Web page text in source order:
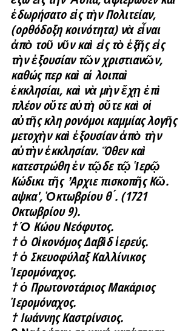
ἐδωρήσατο εἰς τὴν Πολιτείαν,
(ορθόδοξη κοινότητα) νὰ εἶναι
ἀπὸ τοῦ νῦν καὶ εἰς τὸ ἑξῆς εἰς
τὴν ἐξουσίαν τῶν χριστιανῶν,
καθώς περ καὶ αἱ λοιπαὶ
ἐκκλησίαι, καὶ νὰ μὴν ἔχῃ ἐπὶ
πλέον οὔτε αὐτὴ οὔτε καὶ οἱ
αὐτῆς κλη ρονόμοι καμμίας λογῆς
μετοχὴν καὶ ἐξουσίαν ἀπὸ τὴν
αὐτὴν ἐκκλησίαν. Ὅθεν καὶ
κατεστρώθη ἐν τῷδε τῷ Ἱερῷ
Κώδικι τῆς  ̓Αρχιε πισκοπῆς Κῶ.
αψκα', Ὀκτωβρίου θ ́. (1721
Οκτωβρίου 9).
† Ὁ Κώου Νεόφυτος.
† ὁ Οἰκονόμος Δαβὶδ ἱερεύς.
† ὁ Σκευοφύλαξ Καλλίνικος
Ἱερομόναχος.
† ὁ Πρωτονοτάριος Μακάριος
Ἱερομόναχος.
† Ιωάννης Καστρίνσιος.